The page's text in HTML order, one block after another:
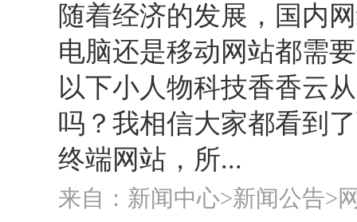
随着经济的发展，国内
电脑还是移动网站都需
以下小人物科技香香云
吗？我相信大家都看到
终端网站，所...
来自：新闻中心>新闻公告>